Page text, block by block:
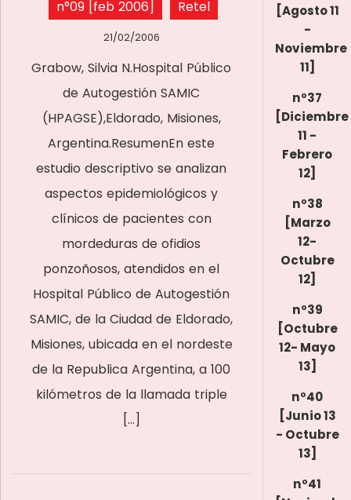
n°09 [feb 2006] Retel
21/02/2006
Grabow, Silvia N.Hospital Público
de Autogestión SAMIC
(HPAGSE),Eldorado, Misiones,
Argentina.ResumenEn este
estudio descriptivo se analizan
aspectos epidemiológicos y
clínicos de pacientes con
mordeduras de ofidios
ponzoñosos, atendidos en el
Hospital Público de Autogestión
SAMIC, de la Ciudad de Eldorado,
Misiones, ubicada en el nordeste
de la Republica Argentina, a 100
kilómetros de la llamada triple
[…]
[Agosto 11
-
Noviembre
11]
nº37
[Diciembre
11 -
Febrero
12]
nº38
[Marzo
12-
Octubre
12]
nº39
[Octubre
12- Mayo
13]
nº40
[Junio 13
- Octubre
13]
nº41